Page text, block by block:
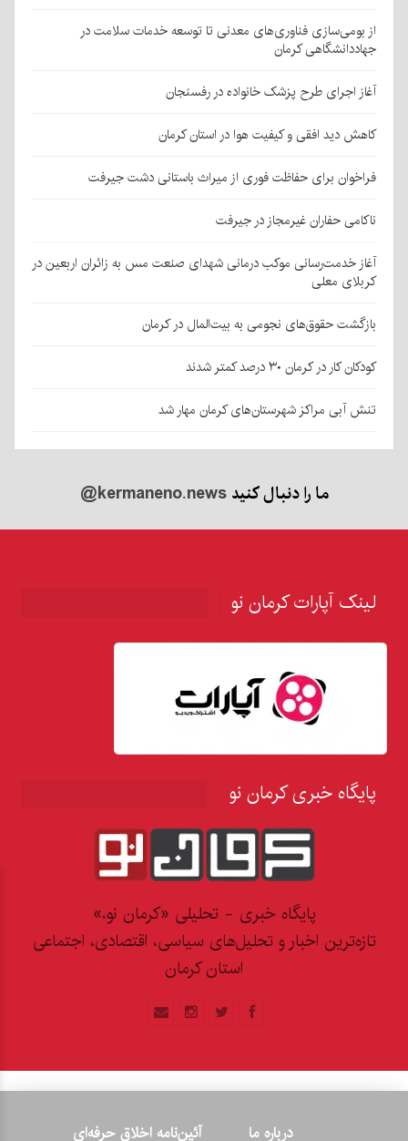
از بومی‌سازی فناوری‌های معدنی تا توسعه خدمات سلامت در
جهاددانشگاهی کرمان
آغاز اجرای طرح پزشک خانواده در رفسنجان
کاهش دید افقی و کیفیت هوا در استان کرمان
فراخوان برای حفاظت فوری از میراث باستانی دشت جیرفت
ناکامی حفاران غیرمجاز در جیرفت
آغاز خدمت‌رسانی موکب درمانی شهدای صنعت مس به زائران اربعین در
کربلای معلی
بازگشت حقوق‌های نجومی به بیت‌المال در کرمان
کودکان کار در کرمان ۳۰ درصد کمتر شدند
تنش آبی مراکز شهرستان‌های کرمان مهار شد
ما را دنبال کنید@kermaneno.news
لینک آپارات کرمان نو
پایگاه خبری کرمان نو
پایگاه خبری - تحلیلی «کرمان نو،»
تازه‌ترین اخبار و تحلیل‌های سیاسی، اقتصادی، اجتماعی
استان کرمان
درباره ما آئین‌نامه اخلاق حرفه‌ای